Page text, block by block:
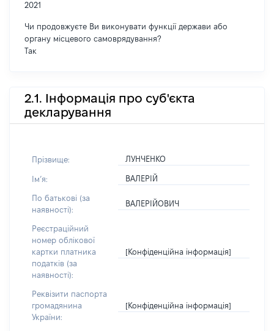
2021
Чи продовжуєте Ви виконувати функції держави або
органу місцевого самоврядування?
Так
2.1. Інформація про суб'єкта
декларування
Прізвище: ЛУНЧЕНКО
Імʼя: ВАЛЕРІЙ
По батькові (за
наявності):
ВАЛЕРІЙОВИЧ
Реєстраційний
номер облікової
картки платника
податків (за
наявності):
[Конфіденційна інформація]
Реквізити паспорта
громадянина
України:
[Конфіденційна інформація]